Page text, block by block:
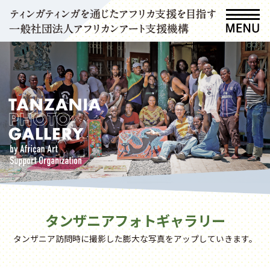
タンザニアフォトギャラリー
タンザニア訪問時に撮影した膨大な写真をアップしていきます。